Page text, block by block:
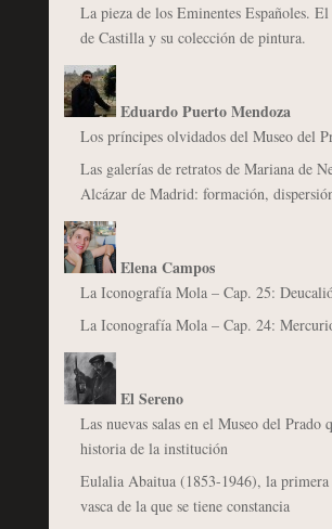
La pieza de los Eminentes Españoles.
de Castilla y su colección de pintura.
Eduardo Puerto Mendoza
Los príncipes olvidados del Museo del
Las galerías de retratos de Mariana de
Alcázar de Madrid: formación,
Elena Campos
La Iconografía Mola – Cap. 25:
La Iconografía Mola – Cap. 24:
El Sereno
Las nuevas salas en el Museo del Prado
historia de la institución
Eulalia Abaitua (1853-1946), la
vasca de la que se tiene constancia